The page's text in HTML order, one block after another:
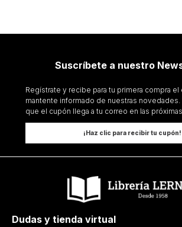
Suscríbete a nuestro
Regístrate y recibe para tu primera compra el
mantente informado de nuestras novedades.
que el cupón llega a tu correo en las
¡Haz clic para recibir tu cupón!
Dudas y tienda virtual